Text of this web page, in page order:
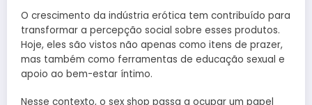
O crescimento da indústria erótica tem contribuído para
transformar a percepção social sobre esses produtos.
Hoje, eles são vistos não apenas como itens de prazer,
mas também como ferramentas de educação sexual e
apoio ao bem-estar íntimo.
Nesse contexto, o sex shop passa a ocupar um papel